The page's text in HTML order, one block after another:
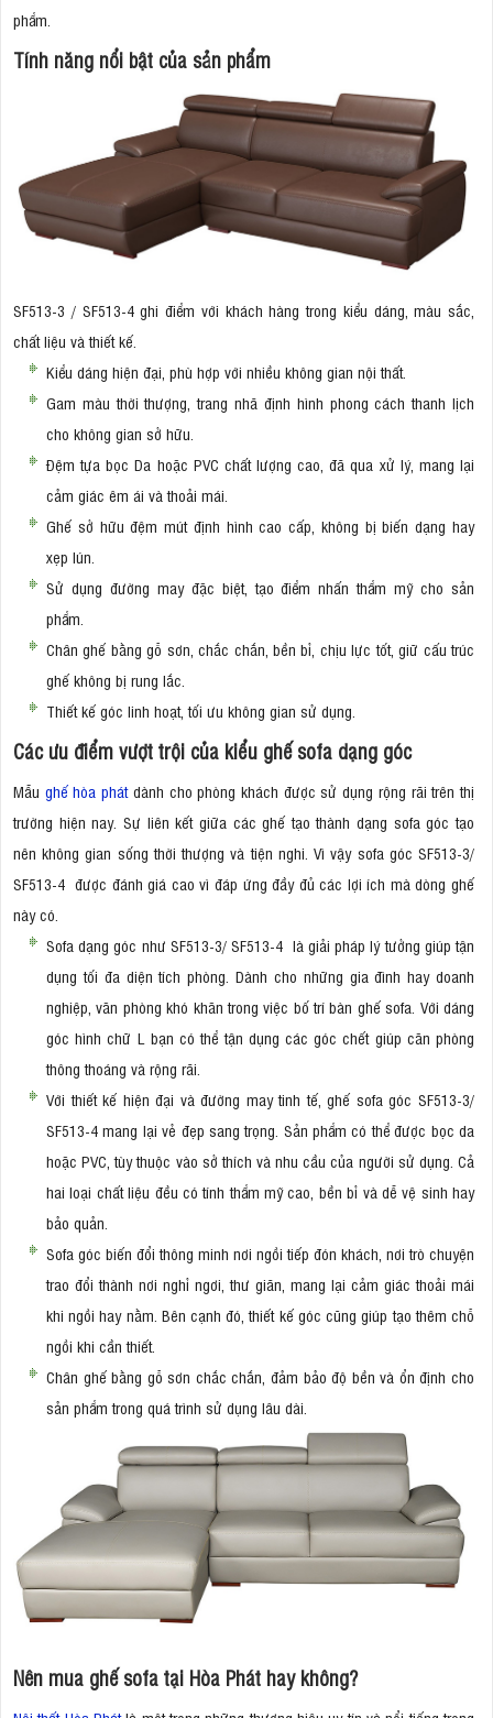
phẩm.
Tính năng nổi bật của sản phẩm
SF513-3 / SF513-4 ghi điểm với khách hàng trong kiểu dáng, màu sắc,
chất liệu và thiết kế.
Kiểu dáng hiện đại, phù hợp với nhiều không gian nội thất.
Gam màu thời thượng, trang nhã định hình phong cách thanh lịch
cho không gian sở hữu.
Đệm tựa bọc Da hoặc PVC chất lượng cao, đã qua xử lý, mang lại
cảm giác êm ái và thoải mái.
Ghế sở hữu đệm mút định hình cao cấp, không bị biến dạng hay
xẹp lún.
Sử dụng đường may đặc biệt, tạo điểm nhấn thẩm mỹ cho sản
phẩm.
Chân ghế bằng gỗ sơn, chắc chắn, bền bỉ, chịu lực tốt, giữ cấu trúc
ghế không bị rung lắc.
Thiết kế góc linh hoạt, tối ưu không gian sử dụng.
Các ưu điểm vượt trội của kiểu ghế sofa dạng góc
Mẫu ghế hòa phátdành cho phòng khách được sử dụng rộng rãi trên thị
trường hiện nay. Sự liên kết giữa các ghế tạo thành dạng sofa góc tạo
nên không gian sống thời thượng và tiện nghi. Vì vậy sofa góc SF513-3/
SF513-4 được đánh giá cao vì đáp ứng đầy đủ các lợi ích mà dòng ghế
này có.
Sofa dạng góc như SF513-3/ SF513-4 là giải pháp lý tưởng giúp tận
dụng tối đa diện tích phòng. Dành cho những gia đình hay doanh
nghiệp, văn phòng khó khăn trong việc bố trí bàn ghế sofa. Với dáng
góc hình chữ L bạn có thể tận dụng các góc chết giúp căn phòng
thông thoáng và rộng rãi.
Với thiết kế hiện đại và đường may tinh tế, ghế sofa góc SF513-3/
SF513-4 mang lại vẻ đẹp sang trọng. Sản phẩm có thể được bọc da
hoặc PVC, tùy thuộc vào sở thích và nhu cầu của người sử dụng. Cả
hai loại chất liệu đều có tính thẩm mỹ cao, bền bỉ và dễ vệ sinh hay
bảo quản.
Sofa góc biến đổi thông minh nơi ngồi tiếp đón khách, nơi trò chuyện
trao đổi thành nơi nghỉ ngơi, thư giãn, mang lại cảm giác thoải mái
khi ngồi hay nằm. Bên cạnh đó, thiết kế góc cũng giúp tạo thêm chỗ
ngồi khi cần thiết.
Chân ghế bằng gỗ sơn chắc chắn, đảm bảo độ bền và ổn định cho
sản phẩm trong quá trình sử dụng lâu dài.
Nên mua ghế sofa tại Hòa Phát hay không?